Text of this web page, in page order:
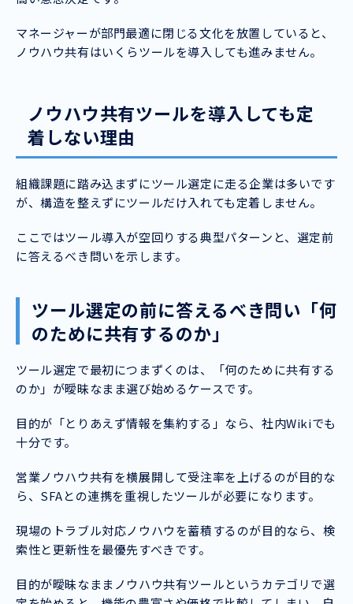
マネージャーが部門最適に閉じる文化を放置していると、
ノウハウ共有はいくらツールを導入しても進みません。
ノウハウ共有ツールを導入しても定
着しない理由
組織課題に踏み込まずにツール選定に走る企業は多いです
が、構造を整えずにツールだけ入れても定着しません。
ここではツール導入が空回りする典型パターンと、選定前
に答えるべき問いを示します。
ツール選定の前に答えるべき問い「何
のために共有するのか」
ツール選定で最初につまずくのは、「何のために共有する
のか」が曖昧なまま選び始めるケースです。
目的が「とりあえず情報を集約する」なら、社内Wikiでも
十分です。
営業ノウハウ共有を横展開して受注率を上げるのが目的な
ら、SFAとの連携を重視したツールが必要になります。
現場のトラブル対応ノウハウを蓄積するのが目的なら、検
索性と更新性を最優先すべきです。
目的が曖昧なままノウハウ共有ツールというカテゴリで選